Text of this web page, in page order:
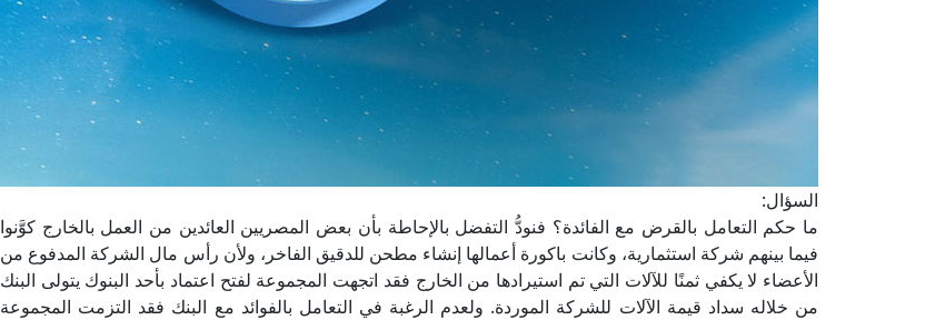
السؤال:
ما حكم التعامل بالقرض مع الفائدة؟ فنودُّ التفضل بالإحاطة بأن بعض المصريين العائدين من العمل بالخارج كوَّنوا
فيما بينهم شركة استثمارية، وكانت باكورة أعمالها إنشاء مطحن للدقيق الفاخر، ولأن رأس مال الشركة المدفوع من
الأعضاء لا يكفي ثمنًا للآلات التي تم استيرادها من الخارج فقد اتجهت المجموعة لفتح اعتماد بأحد البنوك يتولى البنك
من خلاله سداد قيمة الآلات للشركة الموردة. ولعدم الرغبة في التعامل بالفوائد مع البنك فقد التزمت المجموعة